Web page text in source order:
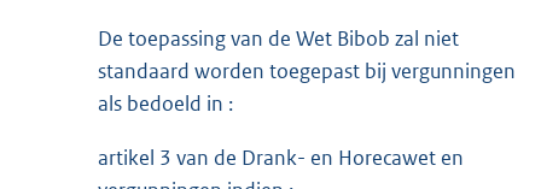
De toepassing van de Wet Bibob zal niet
standaard worden toegepast bij vergunningen
als bedoeld in :
artikel 3 van de Drank- en Horecawet en